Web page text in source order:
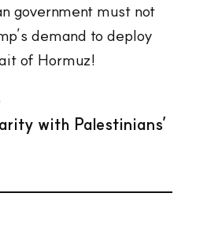
government must not
demand to deploy
of Hormuz!
with Palestinians’